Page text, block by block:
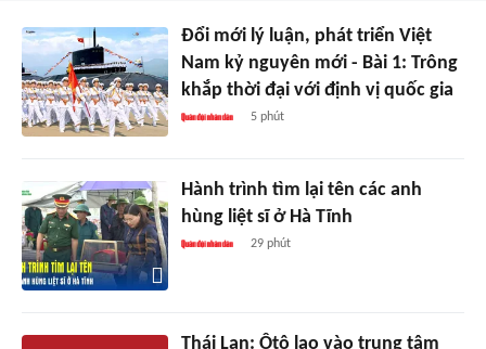
Đổi mới lý luận, phát triển Việt
Nam kỷ nguyên mới - Bài 1: Trông
khắp thời đại với định vị quốc gia
5 phút
Hành trình tìm lại tên các anh
hùng liệt sĩ ở Hà Tĩnh
29 phút
Thái Lan: Ôtô lao vào trung tâm